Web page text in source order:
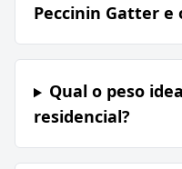
Peccinin Gatter e
Qual o peso
residencial?